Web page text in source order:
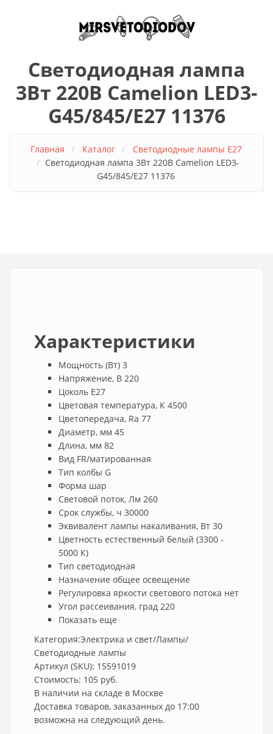
Светодиодная лампа
3Вт 220В Camelion LED3-
G45/845/E27 11376
Главная Каталог
Светодиодные лампы E27
Светодиодная лампа 3Вт 220В Camelion LED3-
G45/845/E27 11376
Характеристики
Мощность (Вт) 3
Напряжение, В 220
Цоколь E27
Цветовая температура, К 4500
Цветопередача, Ra 77
Диаметр, мм 45
Длина, мм 82
Вид FR/матированная
Тип колбы G
Форма шар
Световой поток, Лм 260
Срок службы, ч 30000
Эквивалент лампы накаливания, Вт 30
Цветность естественный белый (3300 -
5000 К)
Тип светодиодная
Назначение общее освещение
Регулировка яркости светового потока нет
Угол рассеивания, град 220
Показать еще
Категория:Электрика и свет/Лампы/
Светодиодные лампы
Артикул (SKU): 15591019
Стоимость: 105 руб.
В наличии на складе в Москве
Доставка товаров, заказанных до 17:00
возможна на следующий день.